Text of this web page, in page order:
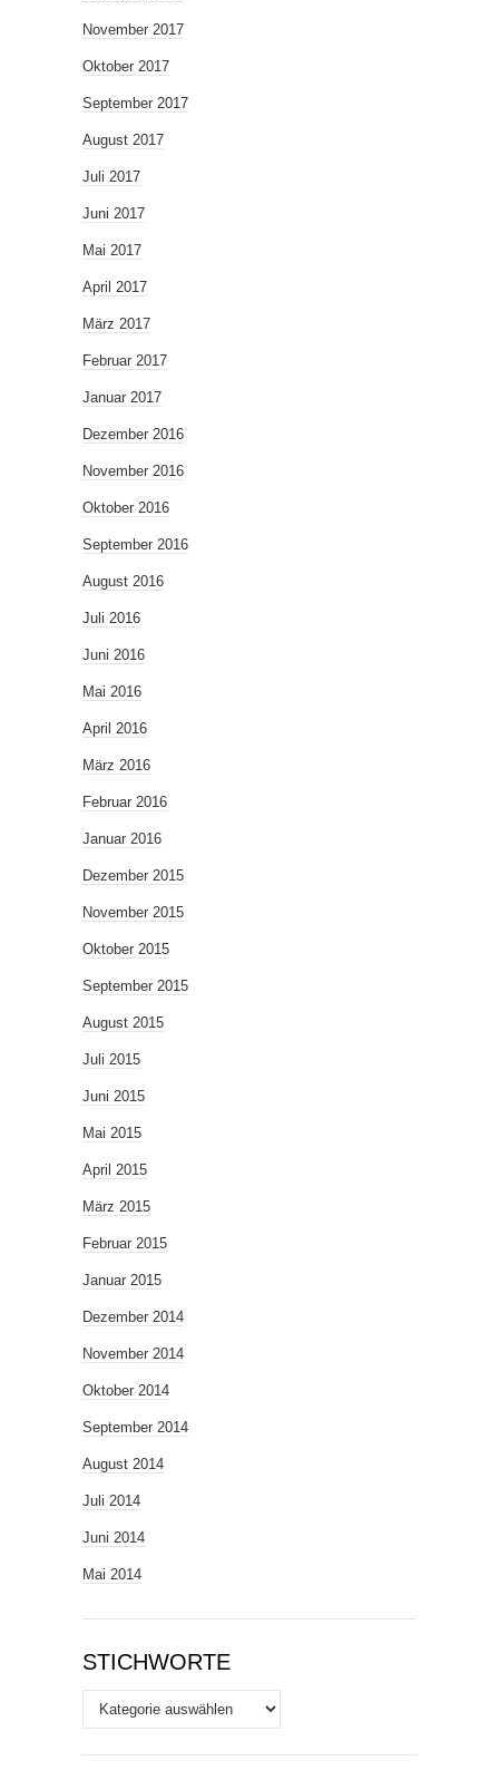
November 2017
Oktober 2017
September 2017
August 2017
Juli 2017
Juni 2017
Mai 2017
April 2017
März 2017
Februar 2017
Januar 2017
Dezember 2016
November 2016
Oktober 2016
September 2016
August 2016
Juli 2016
Juni 2016
Mai 2016
April 2016
März 2016
Februar 2016
Januar 2016
Dezember 2015
November 2015
Oktober 2015
September 2015
August 2015
Juli 2015
Juni 2015
Mai 2015
April 2015
März 2015
Februar 2015
Januar 2015
Dezember 2014
November 2014
Oktober 2014
September 2014
August 2014
Juli 2014
Juni 2014
Mai 2014
STICHWORTE
Stichworte